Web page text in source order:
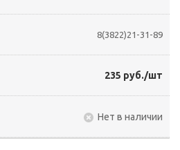
8(3822)21-31-89
235 руб./шт
Нет в наличии